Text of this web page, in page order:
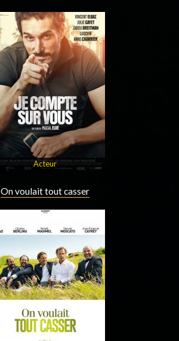
Acteur
On voulait tout casser